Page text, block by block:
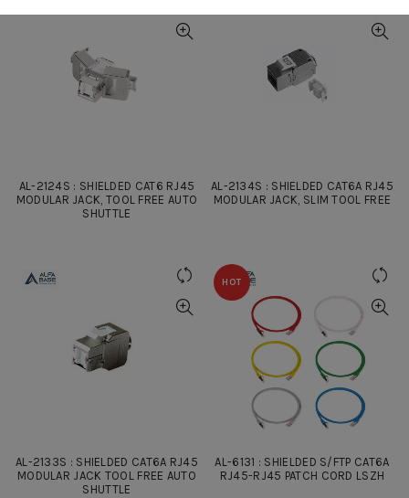
AL-2124S : SHIELDED CAT6 RJ45
MODULAR JACK, TOOL FREE AUTO
SHUTTLE
AL-2134S : SHIELDED CAT6A RJ45
MODULAR JACK, SLIM TOOL FREE
AL-2133S : SHIELDED CAT6A RJ45
MODULAR JACK TOOL FREE AUTO
SHUTTLE
HOT
AL-6131 : SHIELDED S/FTP CAT6A
RJ45-RJ45 PATCH CORD LSZH